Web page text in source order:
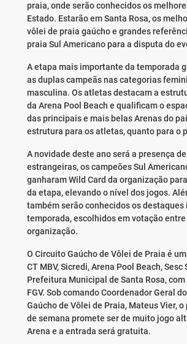
praia, onde serão conhecidos os
Estado. Estarão em Santa Rosa, os
vôlei de praia gaúcho e grandes
praia Sul Americano para a disputa do
A etapa mais importante da temporada
as duplas campeãs nas categorias
masculina. Os atletas destacam a
da Arena Pool Beach e qualificam o
das principais e mais belas Arenas do
estrutura para os atletas, quanto para o
A novidade deste ano será a presença
estrangeiras, os campeões Sul
ganharam Wild Card da organização
da etapa, elevando o nível dos jogos.
também serão conhecidos os destaques
temporada, escolhidos em votação
organização.
O Circuito Gaúcho de Vôlei de Praia é
CT MBV, Sicredi, Arena Pool Beach, Sesc
Prefeitura Municipal de Santa Rosa,
FGV. Sob comando Coordenador Geral
Gaúcho de Vôlei de Praia, Mateus Vier, o
de semana promete ser de muito jogo
Arena e a entrada será gratuita.